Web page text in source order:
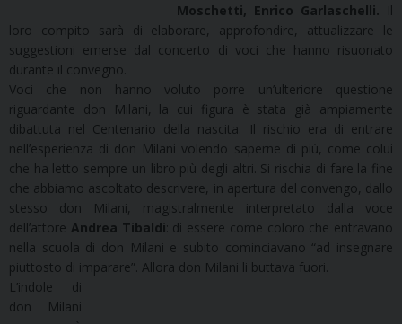
Moschetti, Enrico Garlaschelli. Il
loro compito sarà di elaborare, approfondire, attualizzare le
suggestioni emerse dal concerto di voci che hanno risuonato
durante il convegno.
Voci che non hanno voluto porre un’ulteriore questione
riguardante don Milani, la cui figura è stata già ampiamente
dibattuta nel Centenario della nascita. Il rischio era di entrare
nell’esperienza di don Milani volendo saperne di più, come colui
che ha letto sempre un libro più degli altri. Si rischia di fare la fine
che abbiamo ascoltato descrivere, in apertura del convengo, dallo
stesso don Milani, magistralmente interpretato dalla voce
dell’attore Andrea Tibaldi: di essere come coloro che entravano
nella scuola di don Milani e subito cominciavano “ad insegnare
piuttosto di imparare”. Allora don Milani li buttava fuori.
L’indole di
don Milani